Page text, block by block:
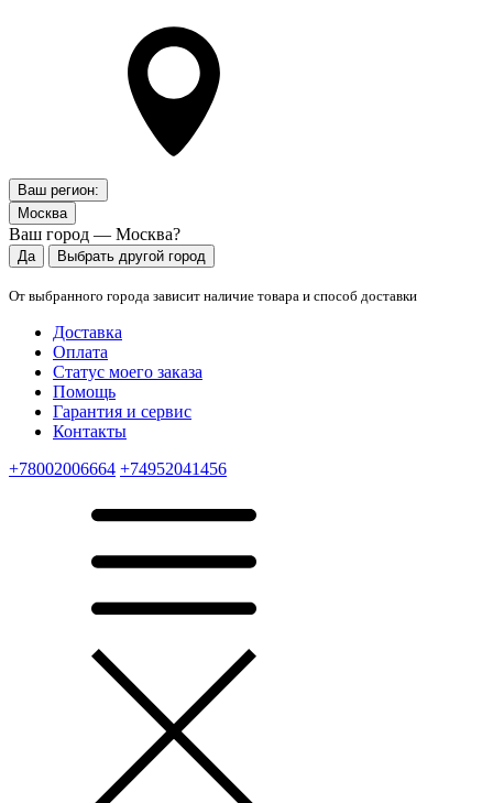
Ваш регион:
Москва
Ваш город — Москва?
Да Выбрать другой город
От выбранного города зависит наличие товара и способ доставки
Доставка
Оплата
Статус моего заказа
Помощь
Гарантия и сервис
Контакты
+78002006664 +74952041456